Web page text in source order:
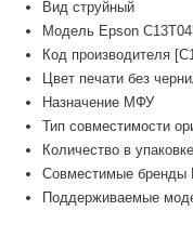
Вид струйный
Модель Epson
Код производителя
Цвет печати без
Назначение МФУ
Тип совместимости
Количество в
Совместимые бренды
Поддерживаемые